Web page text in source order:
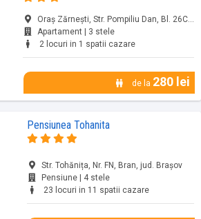
Oraş Zărneşti, Str. Pompiliu Dan, Bl. 26C, Ap. 1, Zărnești, jud. Brașov
Apartament | 3 stele
2 locuri in 1 spatii cazare
de la 280 lei
Pensiunea Tohanita
Str. Tohănița, Nr. FN, Bran, jud. Brașov
Pensiune | 4 stele
23 locuri in 11 spatii cazare